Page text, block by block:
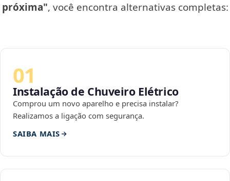
próxima", você encontra alternativas completas:
01
Instalação de Chuveiro Elétrico
Comprou um novo aparelho e precisa instalar?
Realizamos a ligação com segurança.
SAIBA MAIS